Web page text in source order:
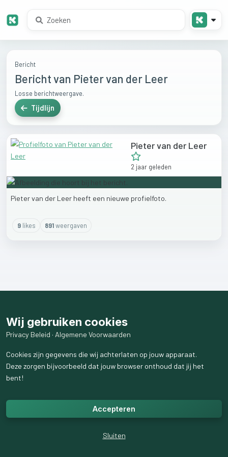
Bericht
Bericht van Pieter van der Leer
Losse berichtweergave.
Tijdlijn
Pieter van der Leer
2 jaar geleden
Pietervan der Leer heeft een nieuwe profielfoto.
9likes 891weergaven
Wij gebruiken cookies
Privacy Beleid · Algemene Voorwaarden
Cookies zijn gegevens die wij achterlaten op jouw apparaat.
Deze zorgen bijvoorbeeld dat jouw browser onthoud dat jij het
bent!
Accepteren
Sluiten